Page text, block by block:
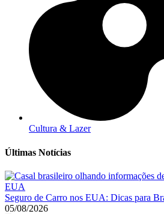
Cultura & Lazer
Últimas Notícias
Seguro de Carro nos EUA: Dicas para
05/08/2026